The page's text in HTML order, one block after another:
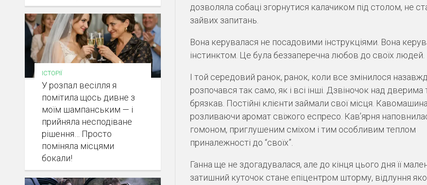
дозволяла собаці згорнутися калачиком під столом, не
зайвих запитань.
Вона керувалася не посадовими інструкціями. Вона
інстинктом. Це була беззаперечна любов до своїх людей.
І той середовий ранок, ранок, коли все змінилося
розпочався так само, як і всі інші. Дзвіночок над дверима
брязкав. Постійні клієнти займали свої місця.
розливаючи аромат свіжого еспресо. Кав’ярня
гомоном, приглушеним сміхом і тим особливим теплом
приналежності до “своїх”.
Ганна ще не здогадувалася, але до кінця цього дня її
затишний куточок стане епіцентром шторму, відлуння
ІСТОРІЇ
У розпал весілля я
помітила щось дивне з
моїм шампанським — і
прийняла несподіване
рішення… Просто
поміняла місцями
бокали!